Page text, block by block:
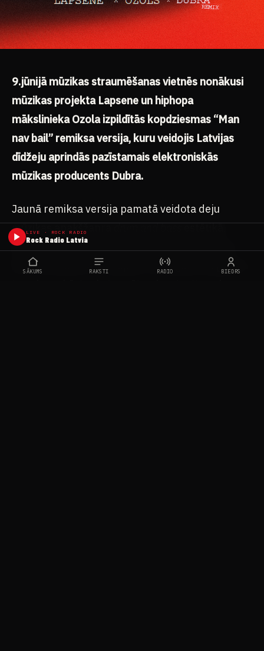
9.jūnijā mūzikas straumēšanas vietnēs nonākusi
mūzikas projekta Lapsene un hiphopa
mākslinieka Ozola izpildītās kopdziesmas “Man
nav bail” remiksa versija, kuru veidojis Latvijas
dīdžeju aprindās pazīstamais elektroniskās
mūzikas producents Dubra.
Jaunā remiksa versija pamatā veidota deju
mūzikas apakšžanradrum and bassestētikā,
sapludinot to ar regeja ritmiem.
žanra aizsākumi meklējami 1980.gadu beigās un
LIVE · ROCK RADIO
Rock Radio Latvia
SĀKUMS RAKSTI RADIO BIEDRS